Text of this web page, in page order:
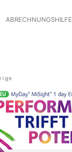
ABRECHNUNGSHILFE